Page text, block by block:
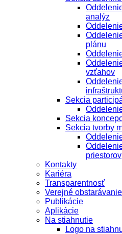
analýz
plánu
vzťahov
Sekcia
Sekcia
Sekcia tvorby
priestorov
Kontakty
Kariéra
Transparentnosť
Verejné obstarávanie
Publikácie
Aplikácie
Na stiahnutie
Logo na